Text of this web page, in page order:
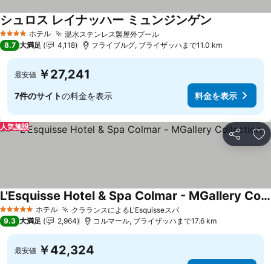
4 ホテルのランク
ホテル 温水ステンレス製屋外プール料金を表示
シュロス レイナッハー ミュンジンゲン
8.7 大満足 4,118 フライブルグ, ブライザッハまで11.0 km
最安値 ￥27,241
7件のサイトの料金を表示 料金を表示
シェア お
人気施設
5 ホテルのランク
ホテル クラランスによるL'Esquisseスパ料金を表示
L'Esquisse Hotel & Spa Colmar - MGallery Collection
料金を表示
9.3 大満足 2,964 コルマール, ブライザッハまで17.6 km
最安値 ￥42,324